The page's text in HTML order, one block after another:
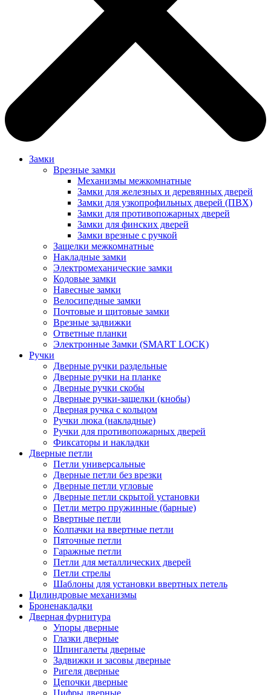
Замки
Врезные замки
Механизмы межкомнатные
Замки для железных и деревянных дверей
Замки для узкопрофильных дверей (ПВХ)
Замки для противопожарных дверей
Замки для финских дверей
Замки врезные с ручкой
Защелки межкомнатные
Накладные замки
Электромеханические замки
Кодовые замки
Навесные замки
Велосипедные замки
Почтовые и щитовые замки
Врезные задвижки
Ответные планки
Электронные Замки (SMART LOCK)
Ручки
Дверные ручки раздельные
Дверные ручки на планке
Дверные ручки скобы
Дверные ручки-защелки (кнобы)
Дверная ручка с кольцом
Ручки люка (накладные)
Ручки для противопожарных дверей
Фиксаторы и накладки
Дверные петли
Петли универсальные
Дверные петли без врезки
Дверные петли угловые
Дверные петли скрытой установки
Петли метро пружинные (барные)
Ввертные петли
Колпачки на ввертные петли
Пяточные петли
Гаражные петли
Петли для металлических дверей
Петли стрелы
Шаблоны для установки ввертных петель
Цилиндровые механизмы
Броненакладки
Дверная фурнитура
Упоры дверные
Глазки дверные
Шпингалеты дверные
Задвижки и засовы дверные
Ригеля дверные
Цепочки дверные
Цифры дверные